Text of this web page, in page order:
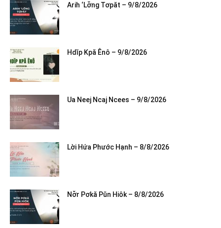
Arih ‘Lơ̆ng Tơpăt – 9/8/2026
Hdĭp Kpă Ênô – 9/8/2026
Ua Neej Ncaj Ncees – 9/8/2026
Lời Hứa Phước Hạnh – 8/8/2026
Nơ̆r Pơkă Pŭn Hiôk – 8/8/2026